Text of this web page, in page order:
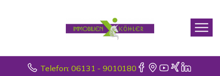
Telefon: 06131 - 9010180